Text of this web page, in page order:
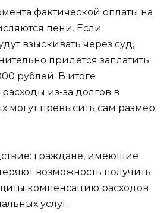
фактической оплаты на
пени. Если
взыскивать через суд,
придётся заплатить
рублей. В итоге
из-за долгов в
могут превысить сам размер
граждане, имеющие
возможность получить
компенсацию расходов
услуг.